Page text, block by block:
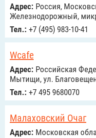
Адрес: Россия,
Железнодорожный,
Тел.: +7 (495) 983-10-41
Wcafe
Адрес: Российcкая
Мытищи, ул.
Тел.: +7 495 9680070
Малаховский Очаг
Адрес: Московская